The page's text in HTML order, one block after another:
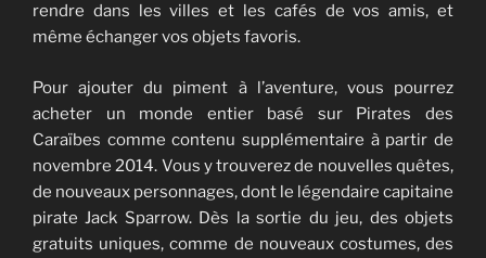
rendre dans les villes et les cafés de vos amis, et
même échanger vos objets favoris.
Pour ajouter du piment à l’aventure, vous pourrez
acheter un monde entier basé sur Pirates des
Caraïbes comme contenu supplémentaire à partir de
novembre 2014. Vous y trouverez de nouvelles quêtes,
de nouveaux personnages, dont le légendaire capitaine
pirate Jack Sparrow. Dès la sortie du jeu, des objets
gratuits uniques, comme de nouveaux costumes, des